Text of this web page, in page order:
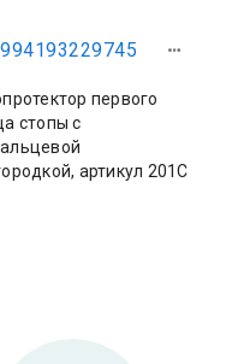
первого
стопы с
артикул 201С